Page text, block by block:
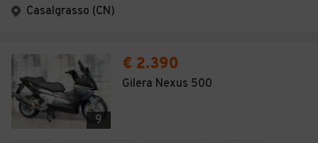
Casalgrasso (CN)
9
€ 2.390
Gilera Nexus 500